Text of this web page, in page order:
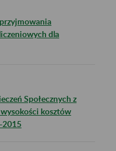
dla
Społecznych z
kosztów
2015